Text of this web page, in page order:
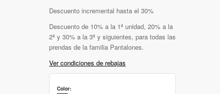
Descuento incremental hasta el 30%
Descuento de 10% a la 1ª unidad, 20% a la
2ª y 30% a la 3ª y siguientes, para todas las
prendas de la familia Pantalones.
Ver condiciones de rebajas
Color: